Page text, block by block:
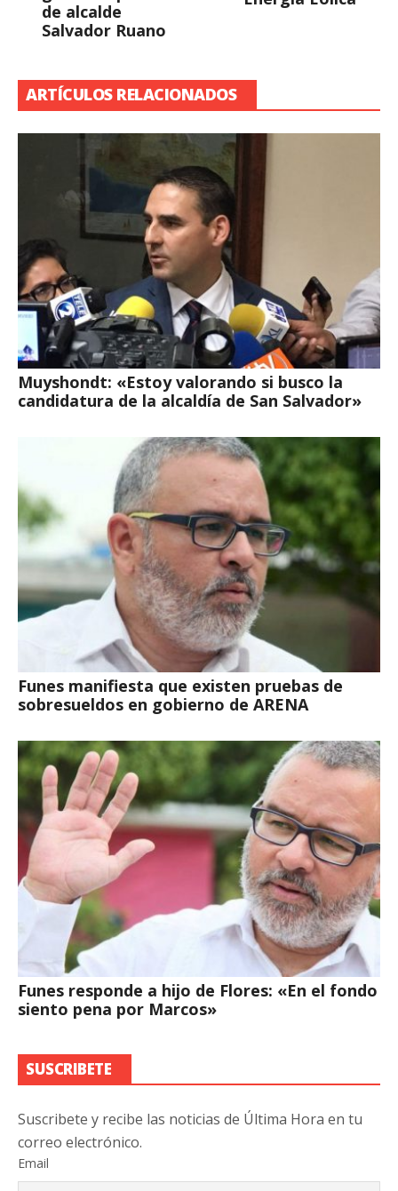
de alcalde
Salvador Ruano
ARTÍCULOS RELACIONADOS
Muyshondt: «Estoy valorando si busco la
candidatura de la alcaldía de San Salvador»
Funes manifiesta que existen pruebas de
sobresueldos en gobierno de ARENA
Funes responde a hijo de Flores: «En el fondo
siento pena por Marcos»
SUSCRIBETE
Suscribete y recibe las noticias de Última Hora en tu
correo electrónico.
Email